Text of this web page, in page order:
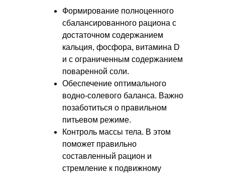
Формирование полноценного
сбалансированного рациона с
достаточном содержанием
кальция, фосфора, витамина D
и с ограниченным содержанием
поваренной соли.
Обеспечение оптимального
водно-солевого баланса. Важно
позаботиться о правильном
питьевом режиме.
Контроль массы тела. В этом
поможет правильно
составленный рацион и
стремление к подвижному